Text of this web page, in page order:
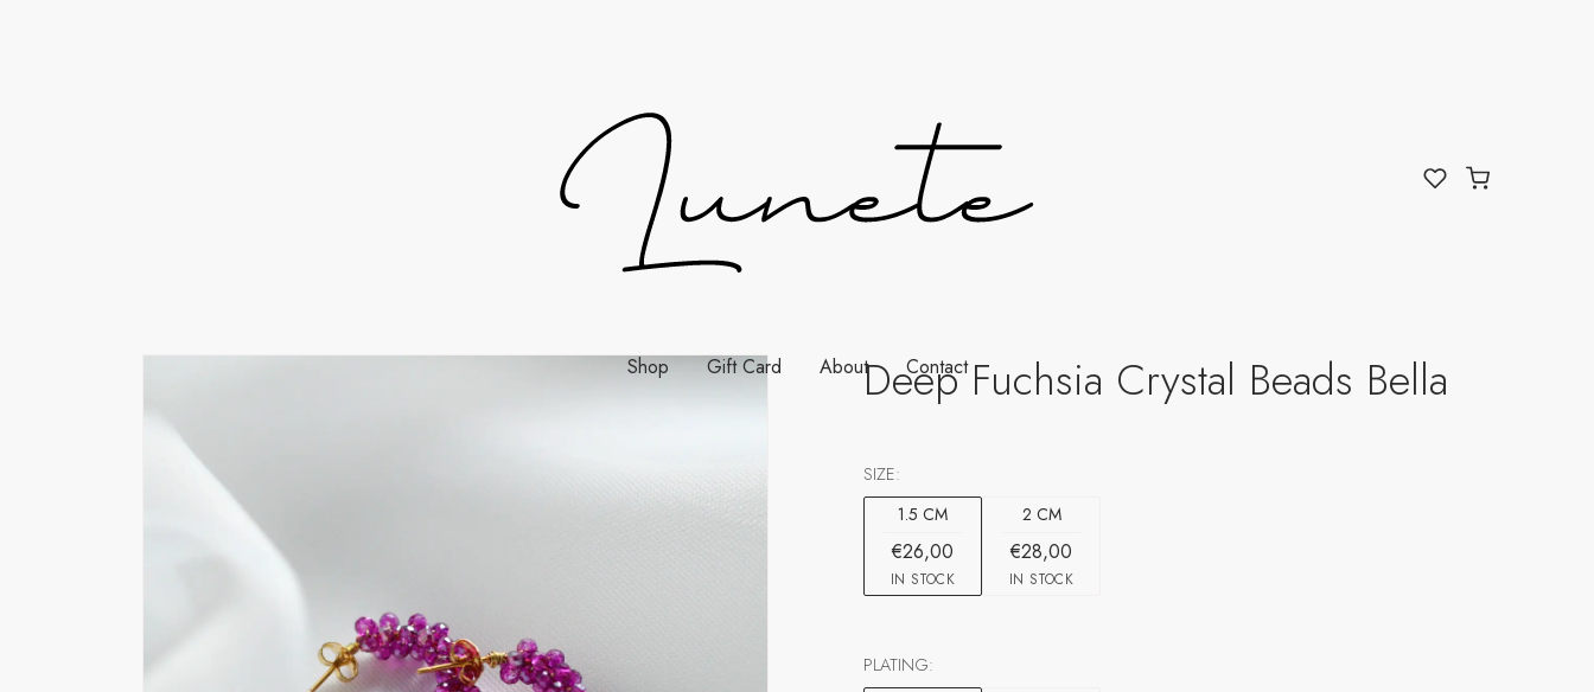
Shop Gift Card About Contact
Deep Fuchsia Crystal Beads Bella
SIZE:
1.5 CM
€26,00
IN STOCK
2 CM
€28,00
IN STOCK
PLATING: